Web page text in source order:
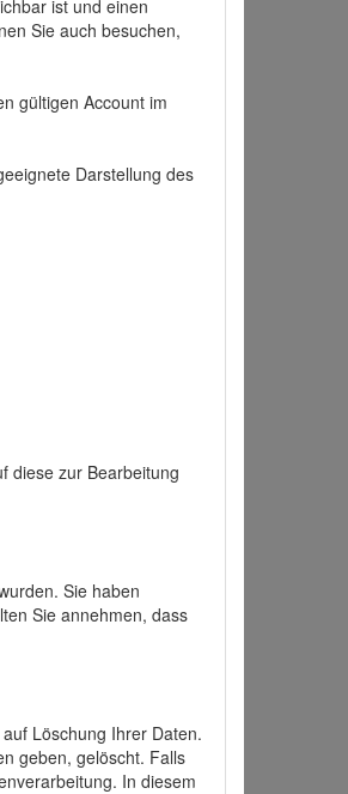
ist und einen
Sie auch besuchen,
gültigen Account im
Darstellung des
diese zur Bearbeitung
Sie haben
Sie annehmen, dass
Löschung Ihrer Daten.
geben, gelöscht. Falls
In diesem